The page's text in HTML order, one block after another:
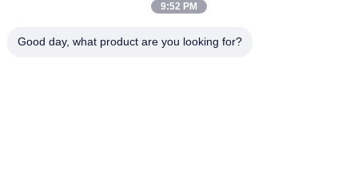
Đầu in công nghiệp Máy in thăng hoa khổ lớn Máy in kỹ thuật
9:52 PM
Good day, what product are you looking for?